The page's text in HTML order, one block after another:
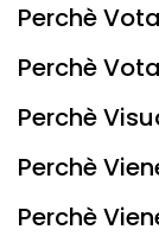
Perchè
Perchè
Perchè
Perchè
Perchè